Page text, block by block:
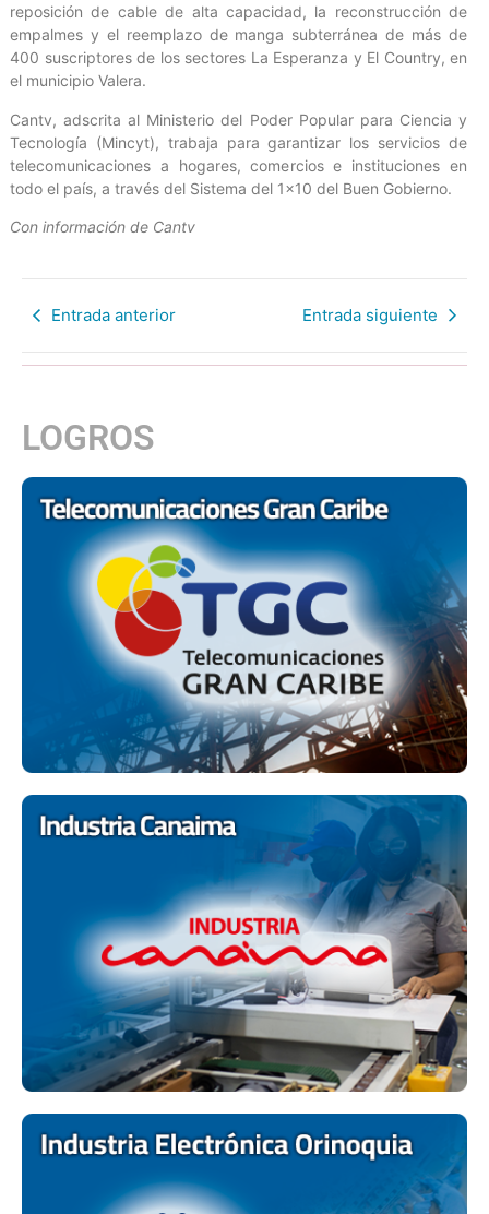
reposición de cable de alta capacidad, la reconstrucción de
empalmes y el reemplazo de manga subterránea de más de
400 suscriptores de los sectores La Esperanza y El Country, en
el municipio Valera.
Cantv, adscrita al Ministerio del Poder Popular para Ciencia y
Tecnología (Mincyt), trabaja para garantizar los servicios de
telecomunicaciones a hogares, comercios e instituciones en
todo el país, a través del Sistema del 1×10 del Buen Gobierno.
Con información de Cantv
Entrada anterior Entrada siguiente
LOGROS